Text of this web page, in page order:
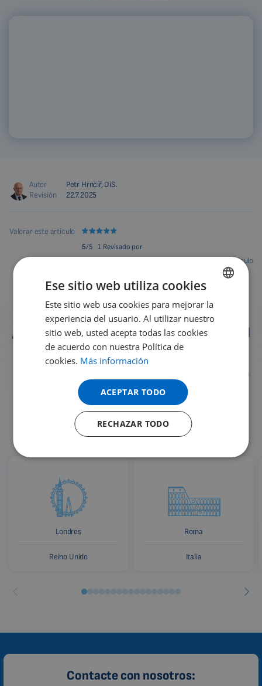
Autor
Petr Hrnčíř, DiS.
Revisión
22.7.2025
Valorar este artículo
5/5 1 Revisado por
Compartir este artículo
¿Dónde ayuda la magnetoterapia pulsátil
Biomag 3D?
Los dispositivos de la magnetoterapia pulsátil Biomag 3D
ayudan a personas de todo el mundo. Miles de usuarios
satisfechos y clínicas de renombre utilizan los
innovadores dispositivos Biomag para el cuidado de la
Londres
Reino Unido
Roma
Italia
Contacte con nosotros:
ENGLISH
DUTCH
GERMAN
SPANISH
CATALAN
CHINESE (TRADITIONAL)
Ese sitio web utiliza cookies
Este sitio web usa cookies para mejorar la
experiencia del usuario. Al utilizar nuestro
sitio web, usted acepta todas las cookies
de acuerdo con nuestra Política de
cookies. Más información
ACEPTAR TODO
RECHAZAR TODO